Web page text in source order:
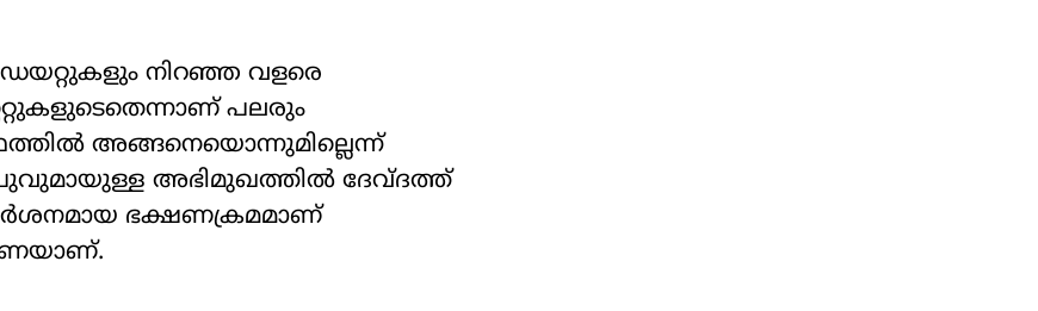
നിറഞ്ഞ വളരെ
പലരും
അങ്ങനെയൊന്നുമില്ലെന്ന്
അഭിമുഖത്തിൽ ദേവ്ദത്ത്
ഭക്ഷണക്രമമാണ്